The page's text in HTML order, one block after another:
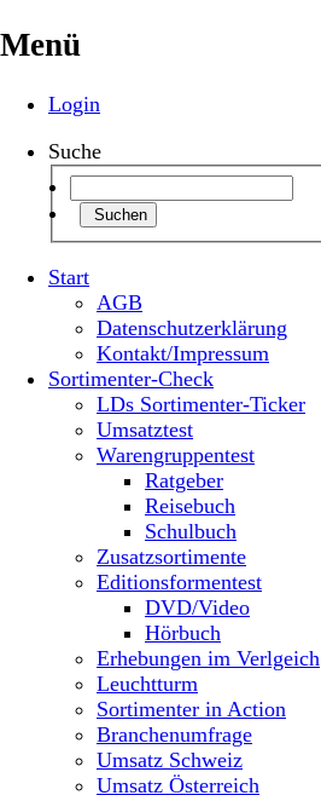
Menü
Login
Suche
Suchen
Start
AGB
Datenschutzerklärung
Kontakt/Impressum
Sortimenter-Check
LDs Sortimenter-Ticker
Umsatztest
Warengruppentest
Ratgeber
Reisebuch
Schulbuch
Zusatzsortimente
Editionsformentest
DVD/Video
Hörbuch
Erhebungen im Verlgeich
Leuchtturm
Sortimenter in Action
Branchenumfrage
Umsatz Schweiz
Umsatz Österreich